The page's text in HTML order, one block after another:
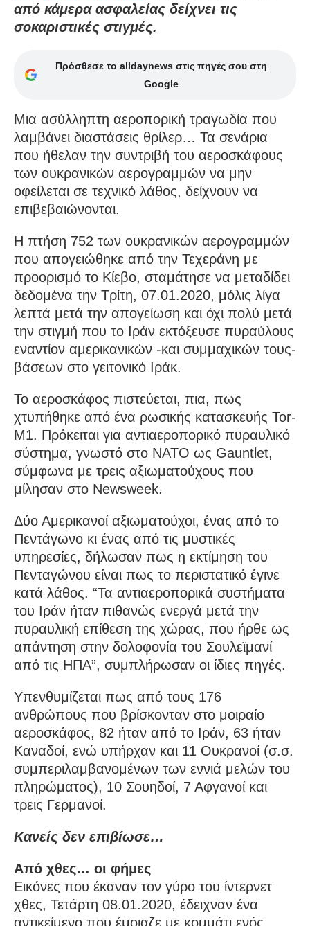
από κάμερα ασφαλείας δείχνει τις
σοκαριστικές στιγμές.
Πρόσθεσε το alldaynews στις πηγές σου στη
Google
Μια ασύλληπτη αεροπορική τραγωδία που
λαμβάνει διαστάσεις θρίλερ… Τα σενάρια
που ήθελαν την συντριβή του αεροσκάφους
των ουκρανικών αερογραμμών να μην
οφείλεται σε τεχνικό λάθος, δείχνουν να
επιβεβαιώνονται.
Η πτήση 752 των ουκρανικών αερογραμμών
που απογειώθηκε από την Τεχεράνη με
προορισμό το Κίεβο, σταμάτησε να μεταδίδει
δεδομένα την Τρίτη, 07.01.2020, μόλις λίγα
λεπτά μετά την απογείωση και όχι πολύ μετά
την στιγμή που το Ιράν εκτόξευσε πυραύλους
εναντίον αμερικανικών -και συμμαχικών τους-
βάσεων στο γειτονικό Ιράκ.
Το αεροσκάφος πιστεύεται, πια, πως
χτυπήθηκε από ένα ρωσικής κατασκευής Tor-
M1. Πρόκειται για αντιαεροπορικό πυραυλικό
σύστημα, γνωστό στο NATO ως Gauntlet,
σύμφωνα με τρεις αξιωματούχους που
μίλησαν στο Newsweek.
Δύο Αμερικανοί αξιωματούχοι, ένας από το
Πεντάγωνο κι ένας από τις μυστικές
υπηρεσίες, δήλωσαν πως η εκτίμηση του
Πενταγώνου είναι πως το περιστατικό έγινε
κατά λάθος. “Τα αντιαεροπορικά συστήματα
του Ιράν ήταν πιθανώς ενεργά μετά την
πυραυλική επίθεση της χώρας, που ήρθε ως
απάντηση στην δολοφονία του Σουλεϊμανί
από τις ΗΠΑ”, συμπλήρωσαν οι ίδιες πηγές.
Υπενθυμίζεται πως από τους 176
ανθρώπους που βρίσκονταν στο μοιραίο
αεροσκάφος, 82 ήταν από το Ιράν, 63 ήταν
Καναδοί, ενώ υπήρχαν και 11 Ουκρανοί (σ.σ.
συμπεριλαμβανομένων των εννιά μελών του
πληρώματος), 10 Σουηδοί, 7 Αφγανοί και
τρεις Γερμανοί.
Κανείς δεν επιβίωσε…
Από χθες… οι φήμες
Εικόνες που έκαναν τον γύρο του ίντερνετ
χθες, Τετάρτη 08.01.2020, έδειχναν ένα
αντικείμενο που έμοιαζε με κομμάτι ενός